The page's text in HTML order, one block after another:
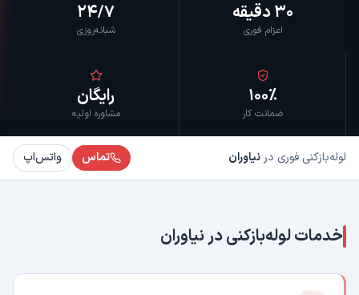
۳۰ دقیقه
اعزام فوری
۲۴/۷
شبانه‌روزی
۱۰۰٪
ضمانت کار
رایگان
مشاوره اولیه
لوله‌بازکنی فوری در نیاوران تماس واتس‌اپ
خدمات لوله‌بازکنی درنیاوران